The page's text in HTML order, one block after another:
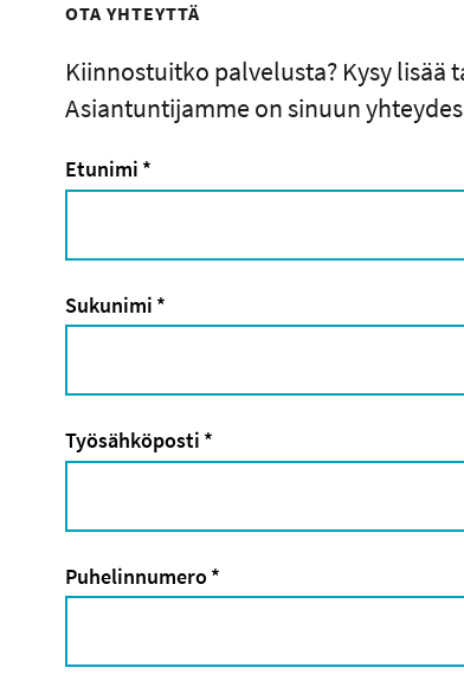
OTA YHTEYTTÄ
Kiinnostuitko palvelusta? Kysy lisää
Asiantuntijamme on sinuun
Etunimi *
Sukunimi *
Työsähköposti *
Puhelinnumero*